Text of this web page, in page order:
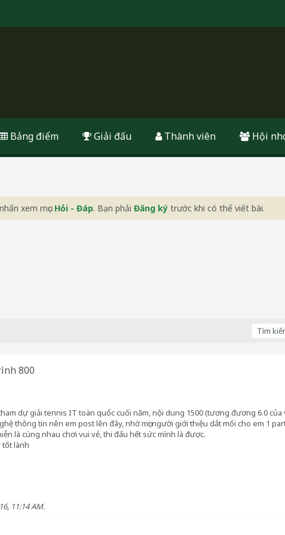
Bảng điểm Giải đấu Thành viên Hội
xem mục Hỏi - Đáp. Bạn phải Đăng ký trước khi có thể viết bài.
800
dự giải tennis IT toàn quốc cuối năm, nội dung 1500 (tương đương 6.0 của
thông tin nên em post lên đây, nhờ mọi người giới thiệu dắt mối cho em 1
là cùng nhau chơi vui vẻ, thi đấu hết sức mình là được.
tốt lành
11:14 AM.